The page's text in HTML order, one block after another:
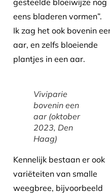
gesteelde bloeiwijze nog
eens bladeren vormen”.
Ik zag het ook bovenin
aar, en zelfs bloeiende
plantjes in een aar.
Viviparie
bovenin een
aar (oktober
2023, Den
Haag)
Kennelijk bestaan er ook
variëteiten van smalle
weegbree, bijvoorbeeld